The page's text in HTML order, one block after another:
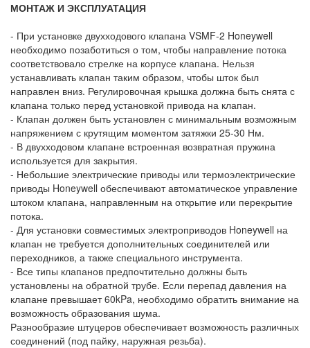
МОНТАЖ И ЭКСПЛУАТАЦИЯ
- При установке двухходового клапана VSMF-2 Honeywell
необходимо позаботиться о том, чтобы направление потока
соответствовало стрелке на корпусе клапана. Нельзя
устанавливать клапан таким образом, чтобы шток был
направлен вниз. Регулировочная крышка должна быть снята с
клапана только перед установкой привода на клапан.
- Клапан должен быть установлен с минимальным возможным
напряжением с крутящим моментом затяжки 25-30 Нм.
- В двухходовом клапане встроенная возвратная пружина
используется для закрытия.
- Небольшие электрические приводы или термоэлектрические
приводы Honeywell обеспечивают автоматическое управление
штоком клапана, направленным на открытие или перекрытие
потока.
- Для установки совместимых электроприводов Honeywell на
клапан не требуется дополнительных соединителей или
переходников, а также специального инструмента.
- Все типы клапанов предпочтительно должны быть
установлены на обратной трубе. Если перепад давления на
клапане превышает 60kPa, необходимо обратить внимание на
возможность образования шума.
Разнообразие штуцеров обеспечивает возможность различных
соединений (под пайку, наружная резьба).